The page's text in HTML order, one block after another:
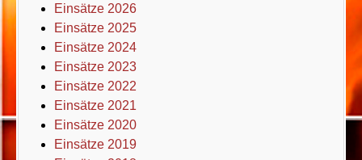
Einsätze 2026
Einsätze 2025
Einsätze 2024
Einsätze 2023
Einsätze 2022
Einsätze 2021
Einsätze 2020
Einsätze 2019